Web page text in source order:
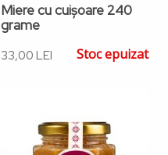
Miere cu cuișoare 240
grame
33,00 LEI Stoc epuizat